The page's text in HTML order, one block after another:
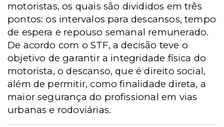
motoristas, os quais são divididos em três
pontos: os intervalos para descansos, tempo
de espera e repouso semanal remunerado.
De acordo com o STF, a decisão teve o
objetivo de garantir a integridade física do
motorista, o descanso, que é direito social,
além de permitir, como finalidade direta, a
maior segurança do profissional em vias
urbanas e rodoviárias.